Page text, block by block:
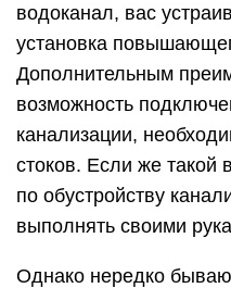
водоканал, вас
установка
Дополнительным
возможность
канализации,
стоков. Если же такой
по обустройству
выполнять своими
Однако нередко